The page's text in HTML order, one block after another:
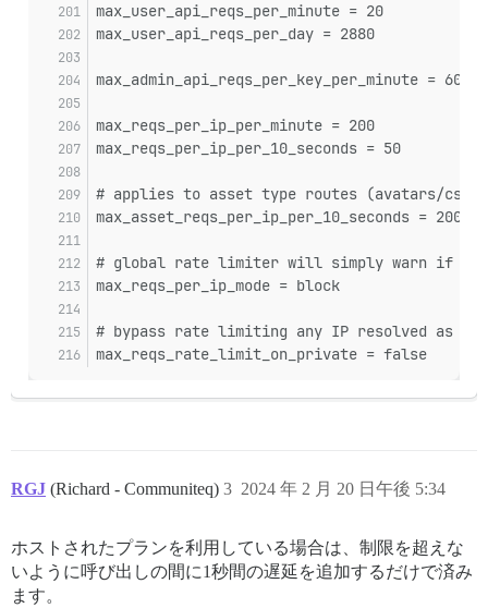
max_user_api_reqs_per_minute = 20
max_user_api_reqs_per_day = 2880
max_admin_api_reqs_per_key_per_minute = 60
max_reqs_per_ip_per_minute = 200
max_reqs_per_ip_per_10_seconds = 50
# applies to asset type routes (avatars/css
max_asset_reqs_per_ip_per_10_seconds = 200
# global rate limiter will simply warn if the
max_reqs_per_ip_mode = block
# bypass rate limiting any IP resolved as a
max_reqs_rate_limit_on_private = false
RGJ (Richard - Communiteq) 2024 年 2 月 20 日午後 5:34
3
ホストされたプランを利用している場合は、制限を超えな
いように呼び出しの間に1秒間の遅延を追加するだけで済み
ます。